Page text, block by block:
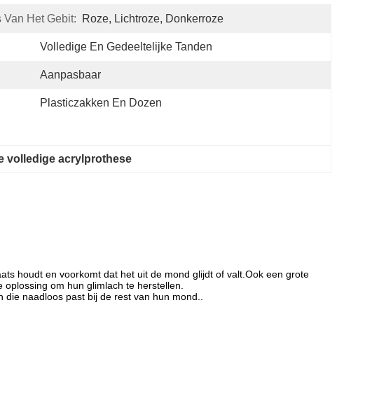
Van Het Gebit: Roze, Lichtroze, Donkerroze
Volledige En Gedeeltelijke Tanden
Aanpasbaar
Plasticzakken En Dozen
volledige acrylprothese
houdt en voorkomt dat het uit de mond glijdt of valt.Ook een grote
om hun glimlach te herstellen.
naadloos past bij de rest van hun mond..